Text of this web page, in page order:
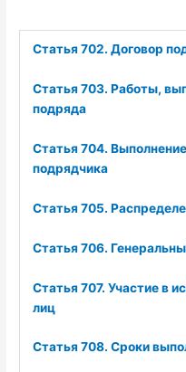
Статья 702. Договор
Статья 703. Работы,
подряда
Статья 704.
подрядчика
Статья 705.
Статья 706.
Статья 707. Участие в
лиц
Статья 708. Сроки